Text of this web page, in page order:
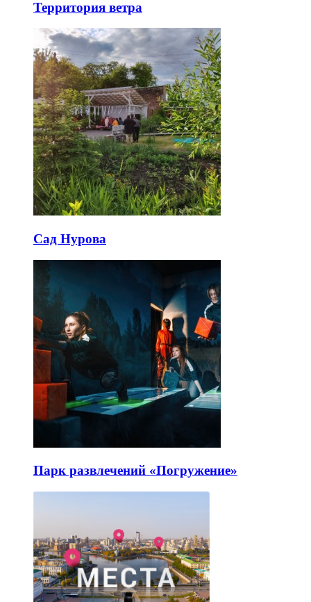
Территория ветра
Сад Нурова
Парк развлечений «Погружение»